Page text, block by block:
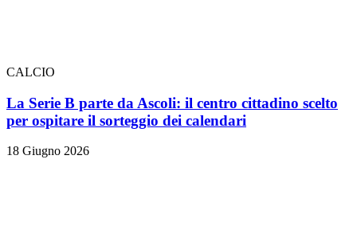
CALCIO
La Serie B parte da Ascoli: il centro cittadino scelto
per ospitare il sorteggio dei calendari
18 Giugno 2026